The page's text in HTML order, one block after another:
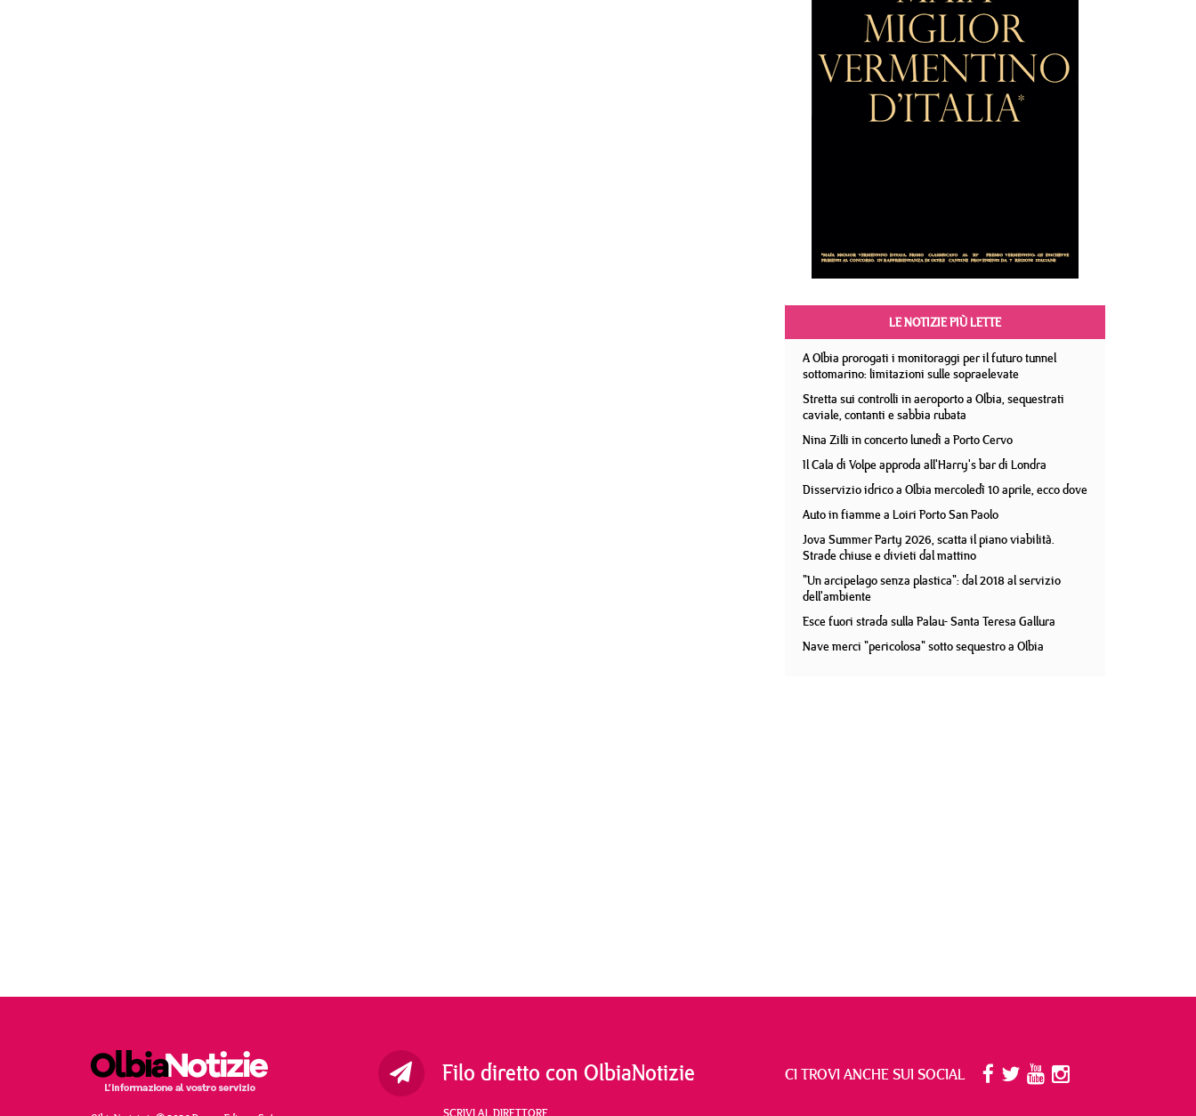
LE NOTIZIE PIÙ LETTE
A Olbia prorogati i monitoraggi per il futuro tunnel
sottomarino: limitazioni sulle sopraelevate
Stretta sui controlli in aeroporto a Olbia, sequestrati
caviale, contanti e sabbia rubata
Nina Zilli in concerto lunedì a Porto Cervo
Il Cala di Volpe approda all'Harry's bar di Londra
Disservizio idrico a Olbia mercoledì 10 aprile, ecco dove
Auto in fiamme a Loiri Porto San Paolo
Jova Summer Party 2026, scatta il piano viabilità.
Strade chiuse e divieti dal mattino
"Un arcipelago senza plastica": dal 2018 al servizio
dell'ambiente
Esce fuori strada sulla Palau- Santa Teresa Gallura
Nave merci "pericolosa" sotto sequestro a Olbia
Filo diretto con OlbiaNotizie
SCRIVI AL DIRETTORE
CI TROVI ANCHE SUI SOCIAL